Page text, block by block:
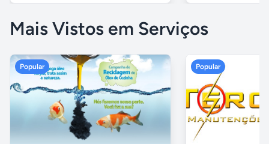
Mais Vistos em Serviços
Popular Popular